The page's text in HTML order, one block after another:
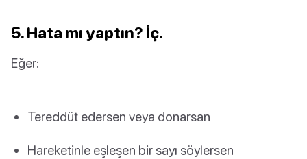
5. Hata mı yaptın? İç.
Eğer:
Tereddüt edersen veya donarsan
Hareketinle eşleşen bir sayı söylersen